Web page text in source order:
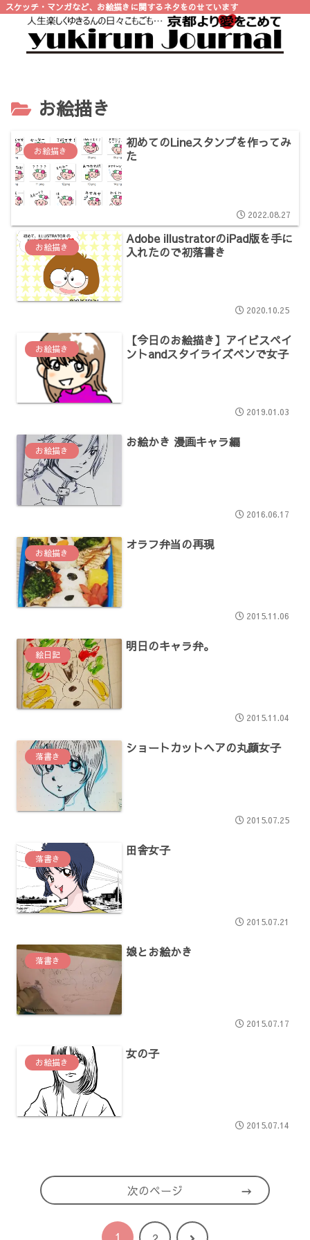
スケッチ・マンガなど、お絵描きに関するネタをのせています
お絵描き
お絵描き
初めてのLineスタンプを作ってみ
た
2022.08.27
お絵描き
Adobe illustratorのiPad版を手に
入れたので初落書き
2020.10.25
お絵描き
【今日のお絵描き】アイビスペイ
ントandスタイライズペンで女子
2019.01.03
お絵描き
お絵かき 漫画キャラ編
2016.06.17
お絵描き
オラフ弁当の再現
2015.11.06
絵日記
明日のキャラ弁。
2015.11.04
落書き
ショートカットヘアの丸顔女子
2015.07.25
落書き
田舎女子
2015.07.21
落書き
娘とお絵かき
2015.07.17
お絵描き
女の子
2015.07.14
次のページ
1